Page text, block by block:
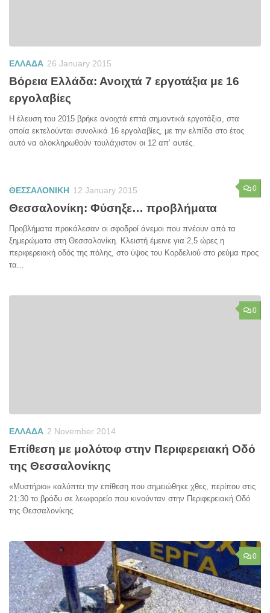
ΕΛΛΑΔΑ 26 January 2015
Βόρεια Ελλάδα: Ανοιχτά 7 εργοτάξια με 16
εργολαβίες
Η έλευση του 2015 βρήκε ανοιχτά επτά σημαντικά εργοτάξια, στα
οποία εκτελούνται συνολικά 16 εργολαβίες, με την ελπίδα στο έτος
αυτό να ολοκληρωθούν τουλάχιστον οι 12 απ’ αυτές.
0
ΘΕΣΣΑΛΟΝΙΚΗ 12 January 2015
Θεσσαλονίκη: Φύσηξε… προβλήματα
Προβλήματα προκάλεσαν οι σφοδροί άνεμοι που πνέουν από τα
ξημερώματα στη Θεσσαλονίκη. Κλειστή έμεινε για 2,5 ώρες η
περιφερειακή οδός της πόλης, στο ύψος του Κορδελιού στο ρεύμα προς
τα...
0
ΕΛΛΑΔΑ 2 November 2014
Επίθεση με μολότοφ στην Περιφερειακή Οδό
της Θεσσαλονίκης
«Μυστήριο» καλύπτει την επίθεση που σημειώθηκε χθες, περίπου στις
21:30 το βράδυ σε λεωφορείο που κινούνταν στην Περιφερειακή Οδό
της Θεσσαλονίκης.
0